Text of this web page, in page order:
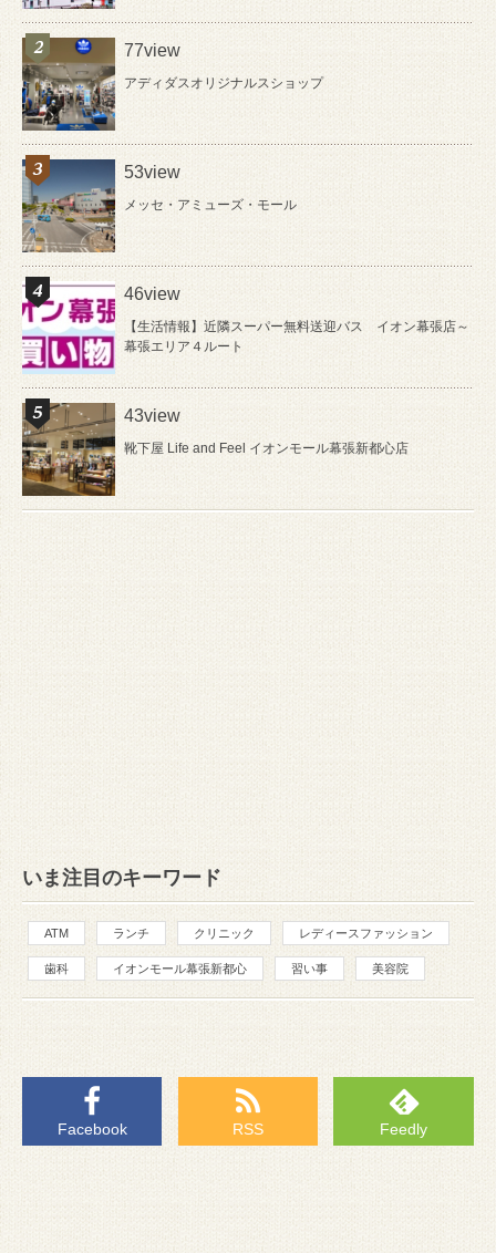
77view
アディダスオリジナルスショップ
53view
メッセ・アミューズ・モール
46view
【生活情報】近隣スーパー無料送迎バス イオン幕張店～
幕張エリア４ルート
43view
靴下屋 Life and Feel イオンモール幕張新都心店
いま注目のキーワード
ATM ランチ クリニック レディースファッション
歯科 イオンモール幕張新都心 習い事 美容院
Facebook RSS Feedly